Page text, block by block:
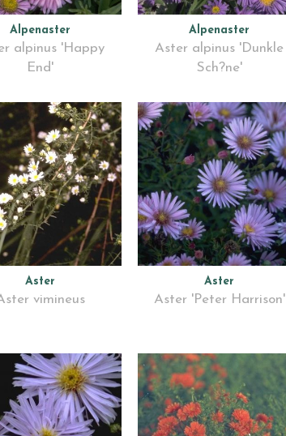
Alpenaster
alpinus 'Happy
End'
Alpenaster
Aster alpinus 'Dunkle
Sch?ne'
Aster
vimineus
Aster
Aster 'Peter Harrison'